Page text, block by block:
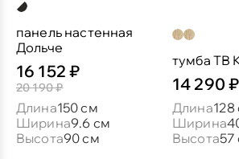
панель настенная
Дольче
16 152 ₽
20 190 ₽
Длина150 см
Ширина9.6 см
Высота90 см
тумба ТВ
14 290 ₽
Длина128
Ширина
Высота57